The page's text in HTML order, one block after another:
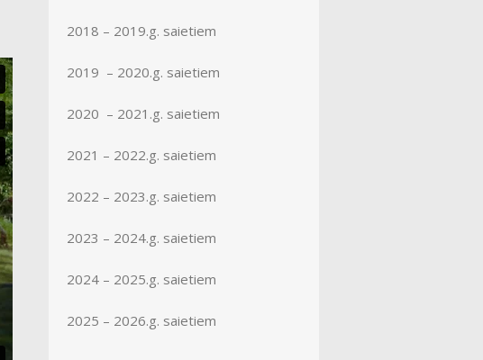
2018 – 2019.g. saietiem
2019 – 2020.g. saietiem
2020 – 2021.g. saietiem
2021 – 2022.g. saietiem
2022 – 2023.g. saietiem
2023 – 2024.g. saietiem
2024 – 2025.g. saietiem
2025 – 2026.g. saietiem